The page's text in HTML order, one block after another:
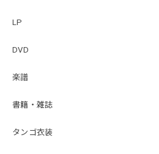
LP
DVD
楽譜
書籍・雑誌
タンゴ衣装